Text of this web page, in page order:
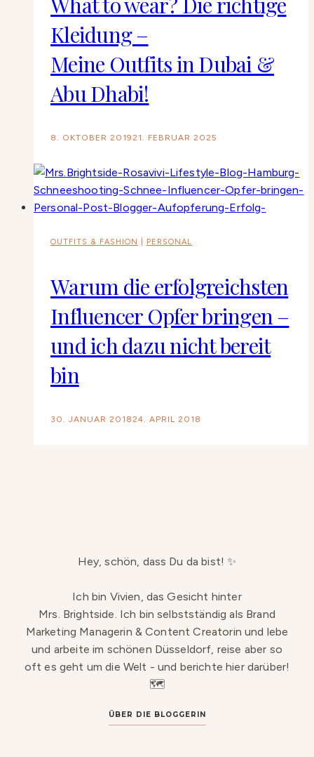
Kleidung –
Meine Outfits in Dubai &
Abu Dhabi!
8. OKTOBER 2019 21. FEBRUAR 2025
OUTFITS & FASHION PERSONAL
Warum die erfolgreichsten
Influencer Opfer bringen –
und ich dazu nicht bereit
bin
30. JANUAR 2018 24. APRIL 2018
Hey, schön, dass Du da bist! ✨
Ich bin Vivien, das Gesicht hinter
Mrs. Brightside. Ich bin selbstständig als Brand
Marketing Managerin & Content Creatorin und lebe
und arbeite im schönen Düsseldorf, reise aber so
oft es geht um die Welt - und berichte hier darüber!
🗺️
ÜBER DIE BLOGGERIN